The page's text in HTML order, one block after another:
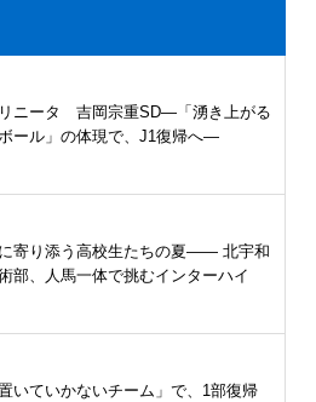
ニータ 吉岡宗重SD―「湧き上がる
ール」の体現で、J1復帰へ―
寄り添う高校生たちの夏—— 北宇和
部、人馬一体で挑むインターハイ
置いていかないチーム」で、1部復帰